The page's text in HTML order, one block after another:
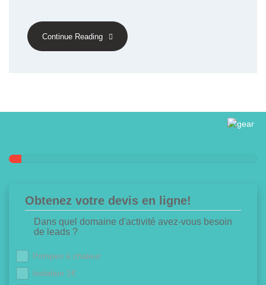
Continue Reading
Obtenez votre devis en ligne!
Dans quel domaine d'activité avez-vous besoin
de leads ?
Pompes à chaleur
Isolation 1€